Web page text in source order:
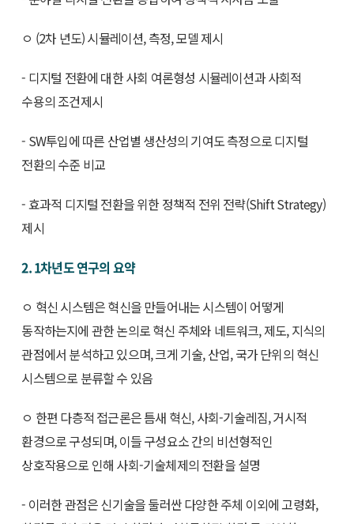
ㅇ (2차 년도) 시뮬레이션, 측정, 모델 제시
- 디지털 전환에 대한 사회 여론형성 시뮬레이션과 사회적
수용의 조건제시
- SW투입에 따른 산업별 생산성의 기여도 측정으로 디지털
전환의 수준 비교
- 효과적 디지털 전환을 위한 정책적 전위 전략(Shift Strategy)
제시
2. 1차년도 연구의 요약
ㅇ 혁신 시스템은 혁신을 만들어내는 시스템이 어떻게
동작하는지에 관한 논의로 혁신 주체와 네트워크, 제도, 지식의
관점에서 분석하고 있으며, 크게 기술, 산업, 국가 단위의 혁신
시스템으로 분류할 수 있음
ㅇ 한편 다층적 접근론은 틈새 혁신, 사회-기술레짐, 거시적
환경으로 구성되며, 이들 구성요소 간의 비선형적인
상호작용으로 인해 사회-기술체제의 전환을 설명
- 이러한 관점은 신기술을 둘러싼 다양한 주체 이외에 고령화,